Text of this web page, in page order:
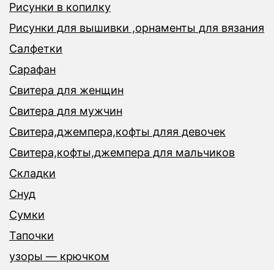
Рисунки в копилку
Рисунки для вышивки ,орнаменты для вязания
Салфетки
Сарафан
Свитера для женщин
Свитера для мужчин
Свитера,джемпера,кофты дляя девочек
Свитера,кофты,джемпера для мальчиков
Складки
Снуд
Сумки
Тапочки
узоры — крючком